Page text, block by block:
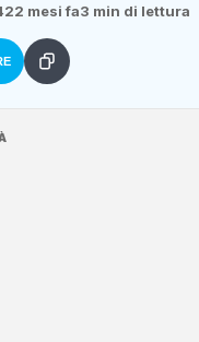
2 mesi fa3 min di lettura